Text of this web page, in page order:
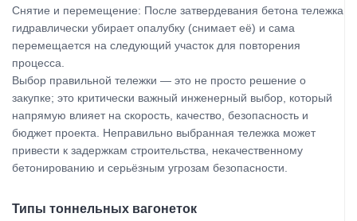
Снятие и перемещение: После затвердевания бетона тележка
гидравлически убирает опалубку (снимает её) и сама
перемещается на следующий участок для повторения
процесса.
Выбор правильной тележки — это не просто решение о
закупке; это критически важный инженерный выбор, который
напрямую влияет на скорость, качество, безопасность и
бюджет проекта. Неправильно выбранная тележка может
привести к задержкам строительства, некачественному
бетонированию и серьёзным угрозам безопасности.
Типы тоннельных вагонеток